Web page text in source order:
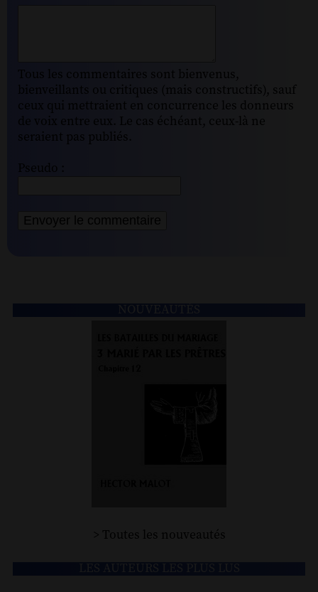
Tous les commentaires sont bienvenus,
bienveillants ou critiques (mais constructifs), sauf
ceux qui mettraient en concurrence les donneurs
de voix entre eux. Le cas échéant, ceux-là ne
seraient pas publiés.
Pseudo :
> Toutes les nouveautés